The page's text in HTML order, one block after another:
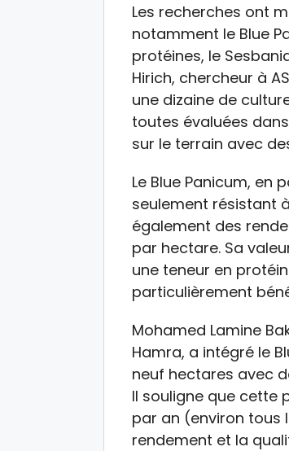
Les recherches ont
notamment le Blue
protéines, le
Hirich, chercheur à
une dizaine de
toutes évaluées
sur le terrain avec
Le Blue Panicum, en
seulement résistant
également des
par hectare. Sa
une teneur en
particulièrement
Mohamed Lamine
Hamra, a intégré le
neuf hectares avec
Il souligne que cette
par an (environ tous
rendement et la